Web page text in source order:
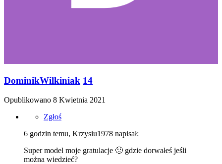
DominikWilkiniak 14
Opublikowano 8 Kwietnia 2021
Zgłoś
6 godzin temu, Krzysiu1978 napisał:
Super model moje gratulacje 🙂 gdzie dorwałeś jeśli
można wiedzieć?